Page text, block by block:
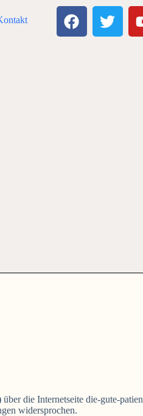
über die Internetseite die-gute-
widersprochen.